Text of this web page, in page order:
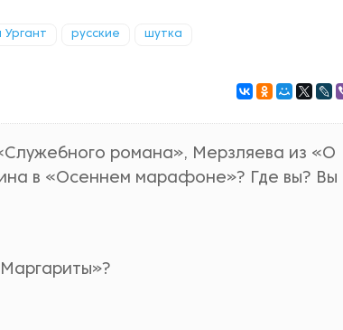
Ургант русские шутка
романа», Мерзляева из «О
в «Осеннем марафоне»? Где вы? Вы